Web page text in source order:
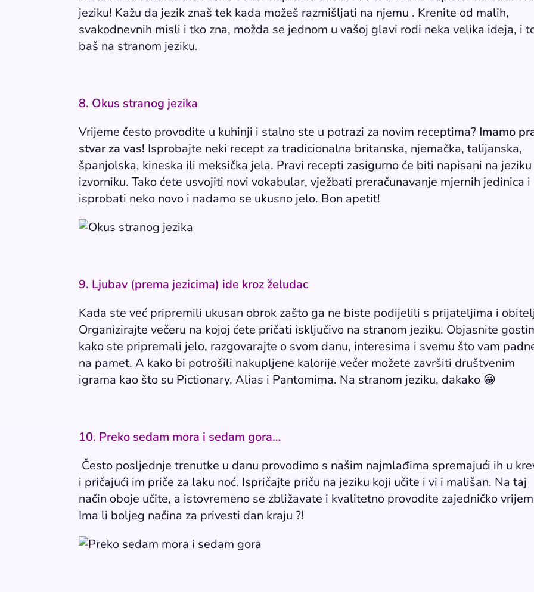
jeziku! Kažu da jezik znaš tek kada možeš razmišljati na njemu . Krenite od malih,
svakodnevnih misli i tko zna, možda se jednom u vašoj glavi rodi neka velika ideja, i
baš na stranom jeziku.
8. Okus stranog jezika
Vrijeme često provodite u kuhinji i stalno ste u potrazi za novim receptima? Imamo
stvar za vas! Isprobajte neki recept za tradicionalna britanska, njemačka, talijanska,
španjolska, kineska ili meksička jela. Pravi recepti zasigurno će biti napisani na jeziku
izvorniku. Tako ćete usvojiti novi vokabular, vježbati preračunavanje mjernih jedinica i
isprobati neko novo i nadamo se ukusno jelo. Bon apetit!
9. Ljubav (prema jezicima) ide kroz želudac
Kada ste već pripremili ukusan obrok zašto ga ne biste podijelili s prijateljima i
Organizirajte večeru na kojoj ćete pričati isključivo na stranom jeziku. Objasnite
kako ste pripremali jelo, razgovarajte o svom danu, interesima i svemu što vam
na pamet. A kako bi potrošili nakupljene kalorije večer možete završiti društvenim
igrama kao što su Pictionary, Alias i Pantomima. Na stranom jeziku, dakako 😀
10. Preko sedam mora i sedam gora…
Često posljednje trenutke u danu provodimo s našim najmlađima spremajući ih u
i pričajući im priče za laku noć. Ispričajte priču na jeziku koji učite i vi i mališan. Na taj
način oboje učite, a istovremeno se zbližavate i kvalitetno provodite zajedničko
Ima li boljeg načina za privesti dan kraju ?!